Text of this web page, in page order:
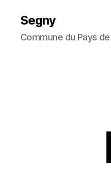
Segny
Commune du Pays